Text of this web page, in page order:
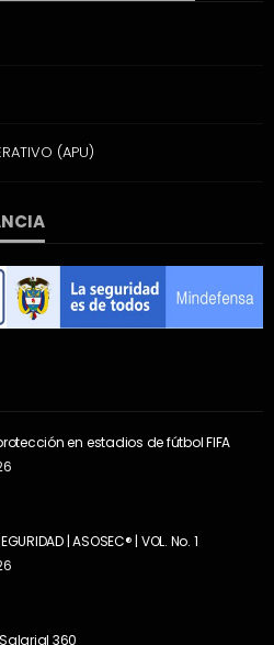
(APU)
en estadios de fútbol FIFA
| ASOSEC® | VOL. No. 1
360